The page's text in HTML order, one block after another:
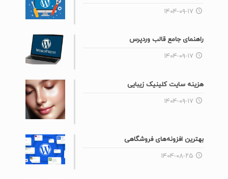
۱۴۰۴-۰۹-۱۷
راهنمای جامع قالب وردپرس
۱۴۰۴-۰۹-۱۷
هزینه سایت کلینیک زیبایی
۱۴۰۴-۰۹-۱۷
بهترین افزونه‌های فروشگاهی
۱۴۰۴-۰۸-۲۵